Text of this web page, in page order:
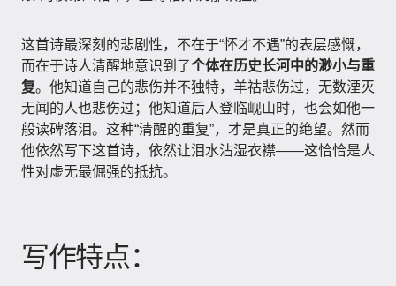
这首诗最深刻的悲剧性，不在于“怀才不遇”的表层感慨，
而在于诗人清醒地意识到了个体在历史长河中的渺小与重
复。他知道自己的悲伤并不独特，羊祜悲伤过，无数湮灭
无闻的人也悲伤过；他知道后人登临岘山时，也会如他一
般读碑落泪。这种“清醒的重复”，才是真正的绝望。然而
他依然写下这首诗，依然让泪水沾湿衣襟——这恰恰是人
性对虚无最倔强的抵抗。
写作特点：